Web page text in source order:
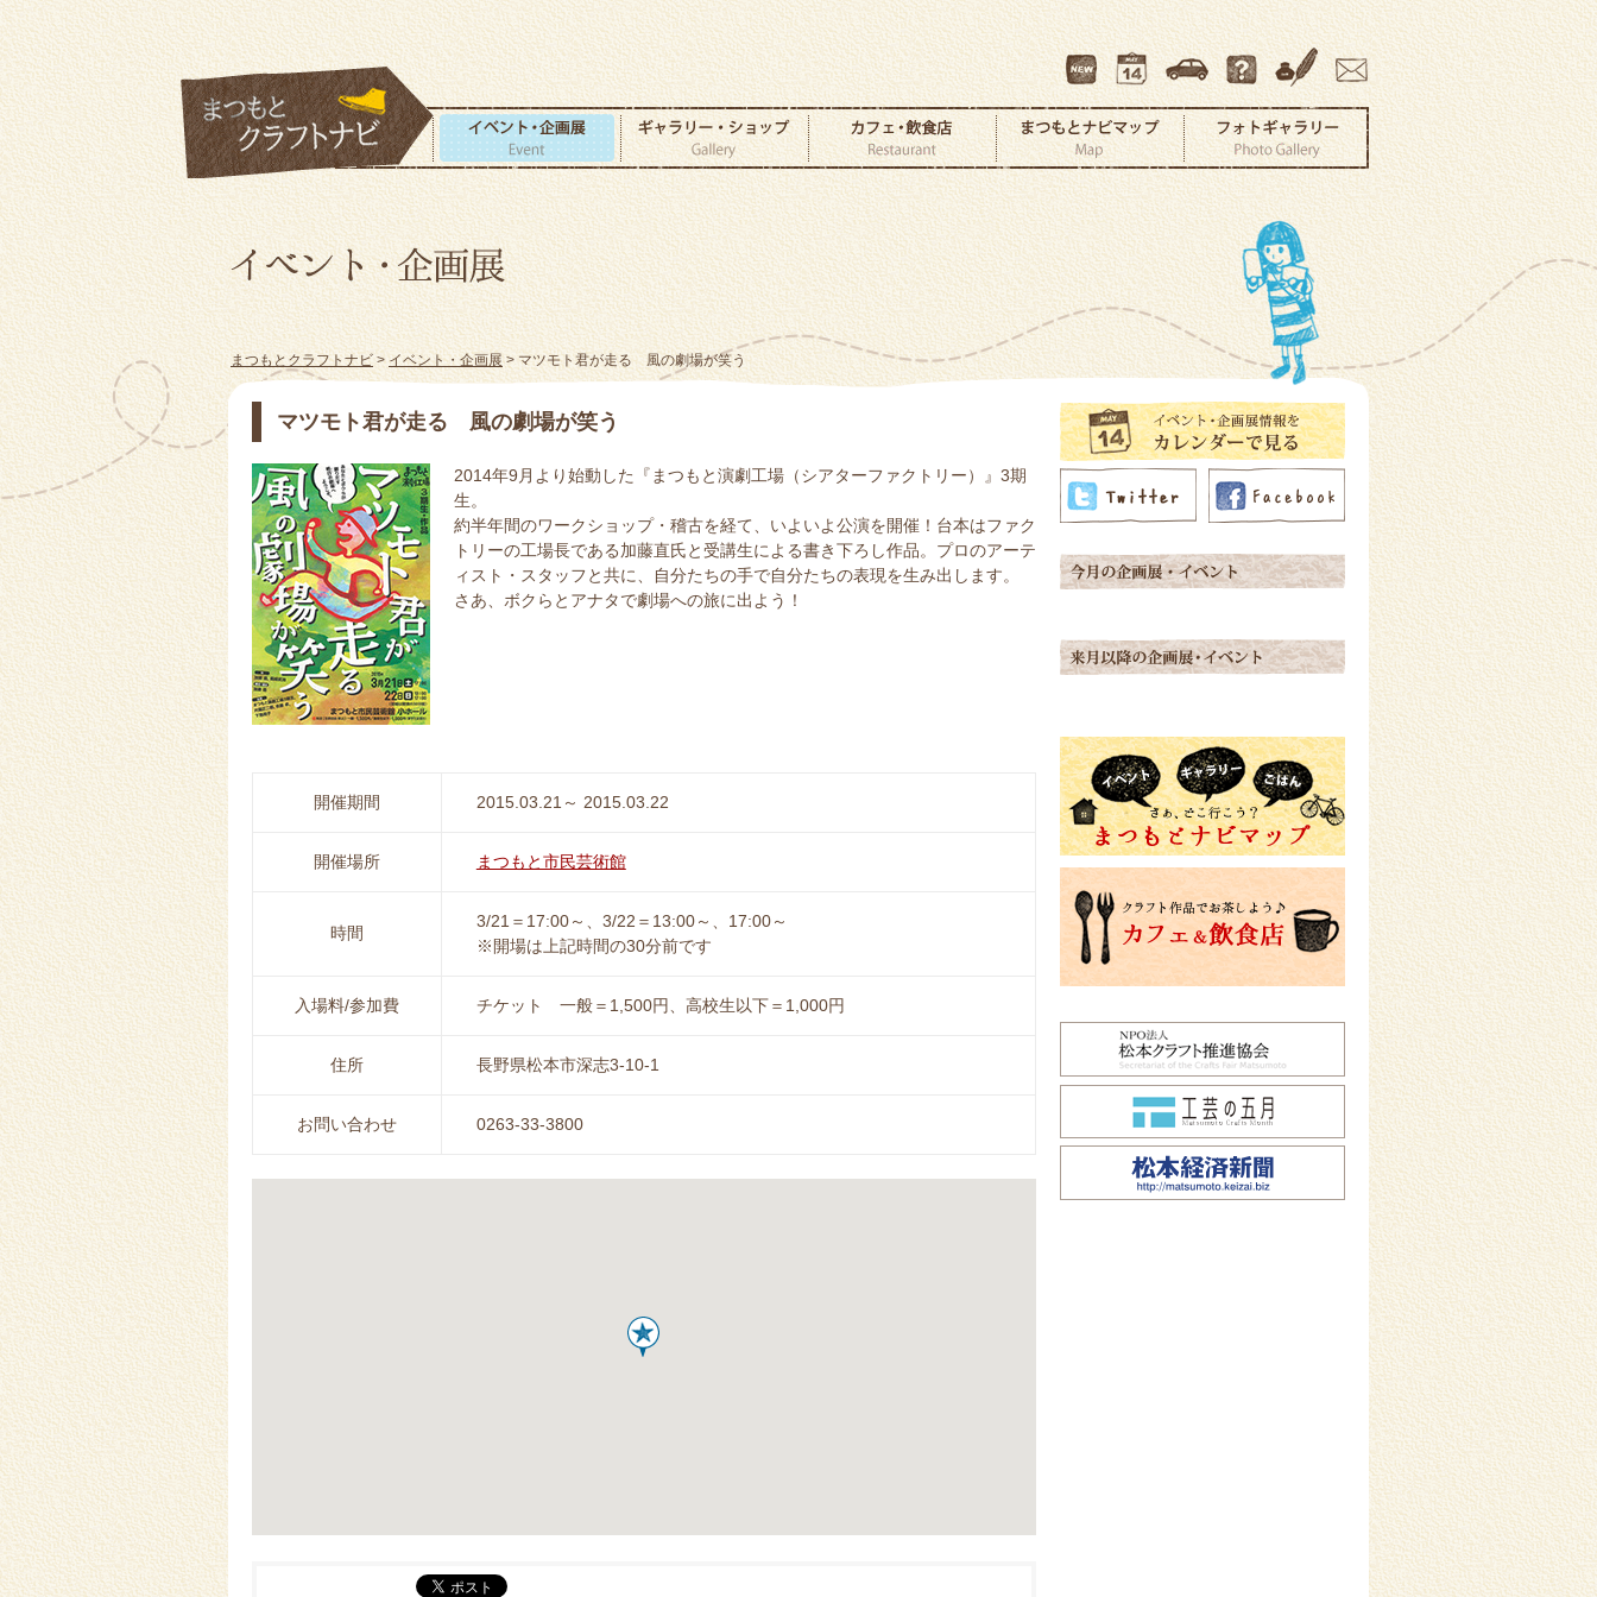
まつもとクラフトナビ > イベント・企画展> マツモト君が走る 風の劇場が笑う
マツモト君が走る 風の劇場が笑う
2014年9月より始動した『まつもと演劇工場（シアターファクトリー）』3期
生。
約半年間のワークショップ・稽古を経て、いよいよ公演を開催！台本はファク
トリーの工場長である加藤直氏と受講生による書き下ろし作品。プロのアーテ
ィスト・スタッフと共に、自分たちの手で自分たちの表現を生み出します。
さあ、ボクらとアナタで劇場への旅に出よう！
開催期間 2015.03.21～ 2015.03.22
開催場所 まつもと市民芸術館
時間
3/21＝17:00～、3/22＝13:00～、17:00～
※開場は上記時間の30分前です
入場料/参加費 チケット 一般＝1,500円、高校生以下＝1,000円
住所 長野県松本市深志3-10-1
お問い合わせ 0263-33-3800